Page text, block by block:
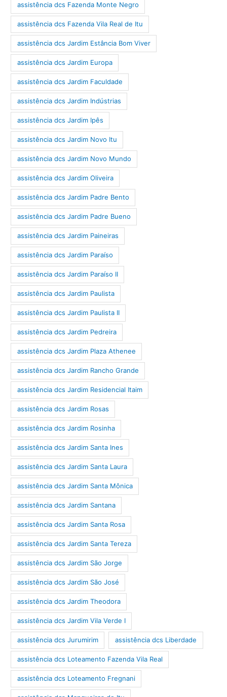
assistência dcs Fazenda Monte Negro
assistência dcs Fazenda Vila Real de Itu
assistência dcs Jardim Estância Bom Viver
assistência dcs Jardim Europa
assistência dcs Jardim Faculdade
assistência dcs Jardim Indústrias
assistência dcs Jardim Ipês
assistência dcs Jardim Novo Itu
assistência dcs Jardim Novo Mundo
assistência dcs Jardim Oliveira
assistência dcs Jardim Padre Bento
assistência dcs Jardim Padre Bueno
assistência dcs Jardim Paineiras
assistência dcs Jardim Paraíso
assistência dcs Jardim Paraíso II
assistência dcs Jardim Paulista
assistência dcs Jardim Paulista II
assistência dcs Jardim Pedreira
assistência dcs Jardim Plaza Athenee
assistência dcs Jardim Rancho Grande
assistência dcs Jardim Residencial Itaim
assistência dcs Jardim Rosas
assistência dcs Jardim Rosinha
assistência dcs Jardim Santa Ines
assistência dcs Jardim Santa Laura
assistência dcs Jardim Santa Mônica
assistência dcs Jardim Santana
assistência dcs Jardim Santa Rosa
assistência dcs Jardim Santa Tereza
assistência dcs Jardim São Jorge
assistência dcs Jardim São José
assistência dcs Jardim Theodora
assistência dcs Jardim Vila Verde I
assistência dcs Jurumirim assistência dcs Liberdade
assistência dcs Loteamento Fazenda Vila Real
assistência dcs Loteamento Fregnani